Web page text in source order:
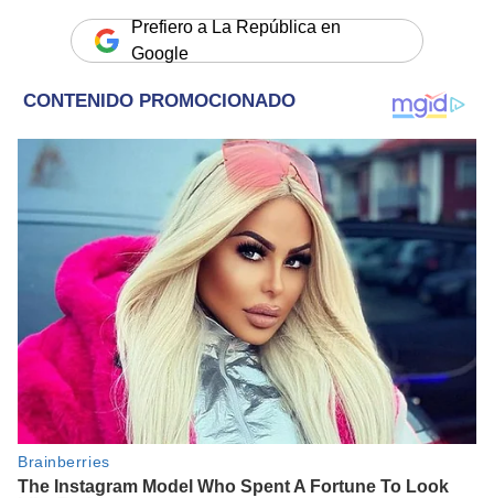
Prefiero a La República en
Google